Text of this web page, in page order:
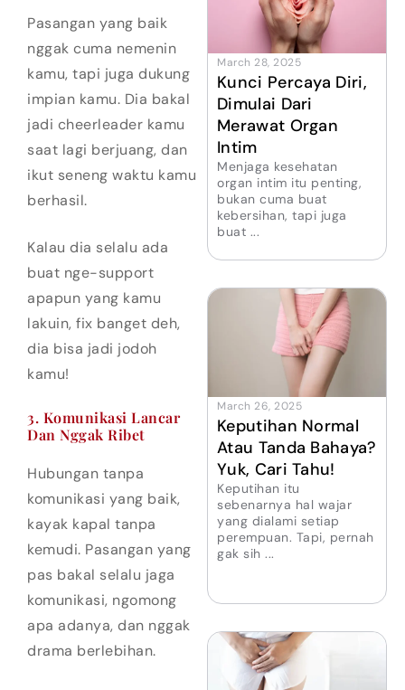
Pasangan yang baik
nggak cuma nemenin
kamu, tapi juga dukung
impian kamu. Dia bakal
jadi cheerleader kamu
saat lagi berjuang, dan
ikut seneng waktu kamu
berhasil.
Kalau dia selalu ada
buat nge-support
apapun yang kamu
lakuin, fix banget deh,
dia bisa jadi jodoh
kamu!
3. Komunikasi Lancar
Dan Nggak Ribet
Hubungan tanpa
komunikasi yang baik,
kayak kapal tanpa
kemudi. Pasangan yang
pas bakal selalu jaga
komunikasi, ngomong
apa adanya, dan nggak
drama berlebihan.
March 28, 2025
Kunci Percaya Diri,
Dimulai Dari
Merawat Organ
Intim
Menjaga kesehatan
organ intim itu penting,
bukan cuma buat
kebersihan, tapi juga
buat ...
March 26, 2025
Keputihan Normal
Atau Tanda Bahaya?
Yuk, Cari Tahu!
Keputihan itu
sebenarnya hal wajar
yang dialami setiap
perempuan. Tapi, pernah
gak sih ...